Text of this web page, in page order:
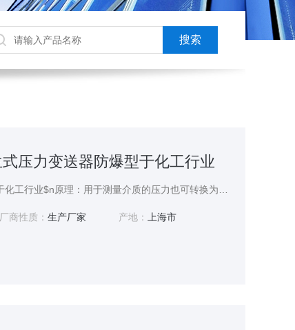
压力变送器防爆型于化工行业
厂商性质： 生产厂家 产地： 上海市